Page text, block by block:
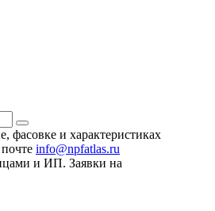
фасовке и характеристиках
info@npfatlas.ru
и ИП. Заявки на